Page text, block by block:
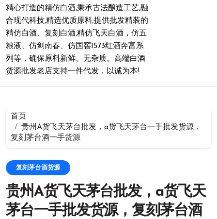
精心打造的精仿白酒,秉承古法酿造工艺,融
合现代科技,精选优质原料;提供批发精装的
精仿白酒、复刻白酒,精仿飞天白酒，仿五
粮液、仿剑南春、仿国窖1573红酒奔富系
列等，确保原料新鲜、无杂质。高端白酒
货源批发老店支持一件代发，以诚为本!
首页
贵州A货飞天茅台批发，a货飞天茅台一手批发货源，
复刻茅台酒一手货源
复刻茅台酒货源
贵州A货飞天茅台批发，a货飞天
茅台一手批发货源，复刻茅台酒